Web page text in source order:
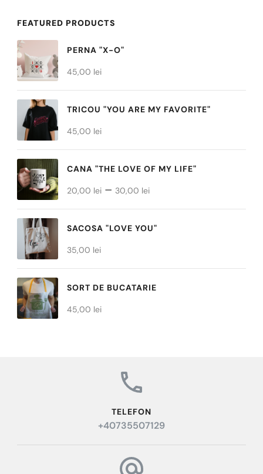
multe
variații.
fi
pagina
pot
fi
în
pagina
FEATURED PRODUCTS
PERNA "X-O"
45,00 lei
TRICOU "YOU ARE MY FAVORITE"
45,00 lei
CANA "THE LOVE OF MY LIFE"
20,00 lei – 30,00 leiInterval
de
prețuri:
30,00 lei
SACOSA "LOVE YOU"
35,00 lei
SORT DE BUCATARIE
45,00 lei
TELEFON
+40735507129